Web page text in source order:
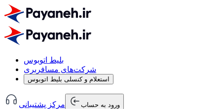
بلیط اتوبوس
شرکت‌های مسافربری
استعلام و کنسلی بلیط اتوبوس
مرکز پشتیبانی ورود به حساب